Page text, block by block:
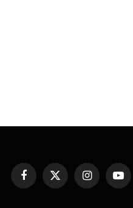
Facebook
X
(Twitter)
Instagram